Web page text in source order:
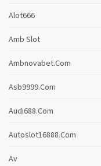
Alot666
Amb Slot
Ambnovabet.com
Asb9999.com
Audi688.com
Autoslot16888.com
Av